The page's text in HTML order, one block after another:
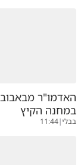
במחנה הקיץ
בבלי|
11:44